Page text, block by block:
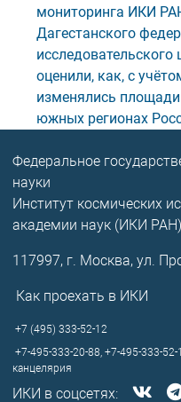
мониторинга ИКИ
Дагестанского
оценили, как, с
изменялись
южных регионах
Федеральное
науки
Институт космических
академии наук (ИКИ РАН)
117997, г. Москва, ул.
Как проехать в ИКИ
+7 (495) 333-52-12
+7-495-333-20-88,+7-495-333-52-
канцелярия
ИКИ в соцсетях: